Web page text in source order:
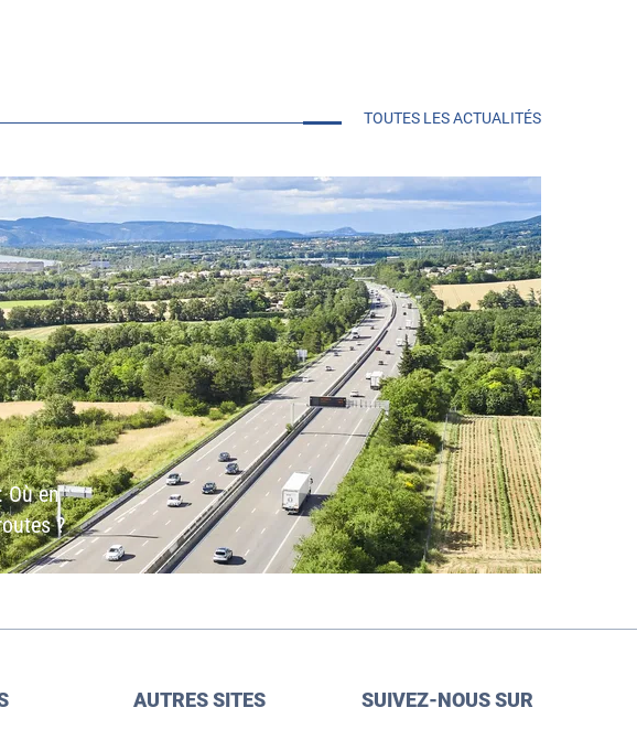
TOUTES LES ACTUALITÉS
Où en
?
AUTRES SITES
SUIVEZ-NOUS SUR